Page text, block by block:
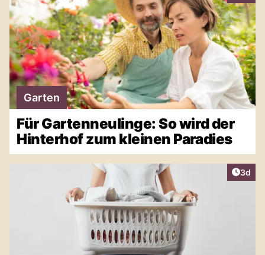
Garten
Für Gartenneulinge: So wird der
Hinterhof zum kleinen Paradies
3d